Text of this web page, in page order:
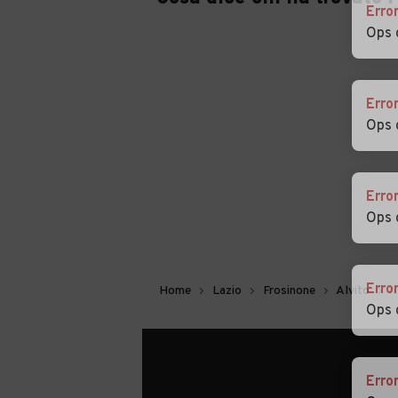
Home Lazio Frosinone Alvito
Error
Ops
Error
Ops
Error
Ops
Error
Ops
Error